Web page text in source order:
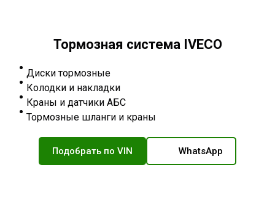
Тормозная система IVECO
Диски тормозные
Колодки и накладки
Краны и датчики АБС
Тормозные шланги и краны
Подобрать по VIN WhatsApp